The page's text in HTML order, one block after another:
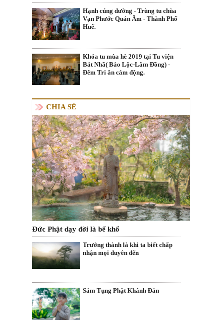
Hạnh cúng dường - Trùng tu chùa
Vạn Phước Quán Âm - Thành Phố
Huế.
Khóa tu mùa hè 2019 tại Tu viện
Bát Nhã( Bảo Lộc-Lâm Đồng) -
Đêm Tri ân cảm động.
CHIA SẺ
Đức Phật dạy đời là bể khổ
Trưởng thành là khi ta biết chấp
nhận mọi duyên đến
Sám Tụng Phật Khánh Đản